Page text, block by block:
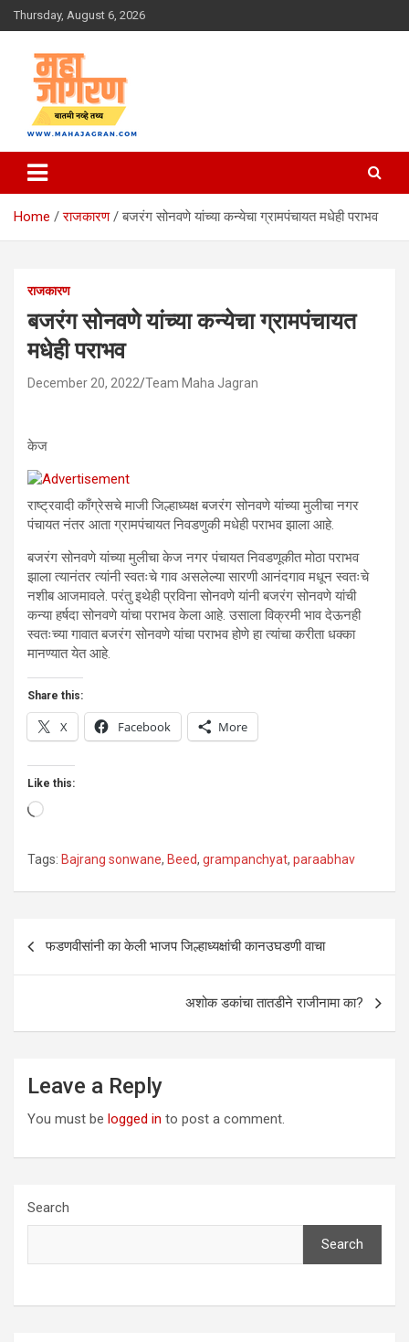
Skip
to
Thursday, August 6, 2026
महा जागरण
Home राजकारण बजरंग सोनवणे यांच्या कन्येचा ग्रामपंचायत मधेही पराभव
राजकारण
बजरंग सोनवणे यांच्या कन्येचा ग्रामपंचायत
मधेही पराभव
December 20, 2022 Team Maha Jagran
केज
राष्ट्रवादी काँग्रेसचे माजी जिल्हाध्यक्ष बजरंग सोनवणे यांच्या मुलीचा नगर
पंचायत नंतर आता ग्रामपंचायत निवडणुकी मधेही पराभव झाला आहे.
बजरंग सोनवणे यांच्या मुलीचा केज नगर पंचायत निवडणूकीत मोठा पराभव
झाला त्यानंतर त्यांनी स्वतःचे गाव असलेल्या सारणी आनंदगाव मधून स्वतःचे
नशीब आजमावले. परंतु इथेही प्रविना सोनवणे यांनी बजरंग सोनवणे यांची
कन्या हर्षदा सोनवणे यांचा पराभव केला आहे. उसाला विक्रमी भाव देऊनही
स्वतःच्या गावात बजरंग सोनवणे यांचा पराभव होणे हा त्यांचा करीता धक्का
मानण्यात येत आहे.
Share this:
X Facebook More
Like this:
Loading…
Tags: Bajrang sonwane, Beed, grampanchyat, paraabhav
फडणवीसांनी का केली भाजप जिल्हाध्यक्षांची कानउघडणी वाचा
अशोक डकांचा तातडीने राजीनामा का?
Leave a Reply
You must be logged in to post a comment.
Search
Search